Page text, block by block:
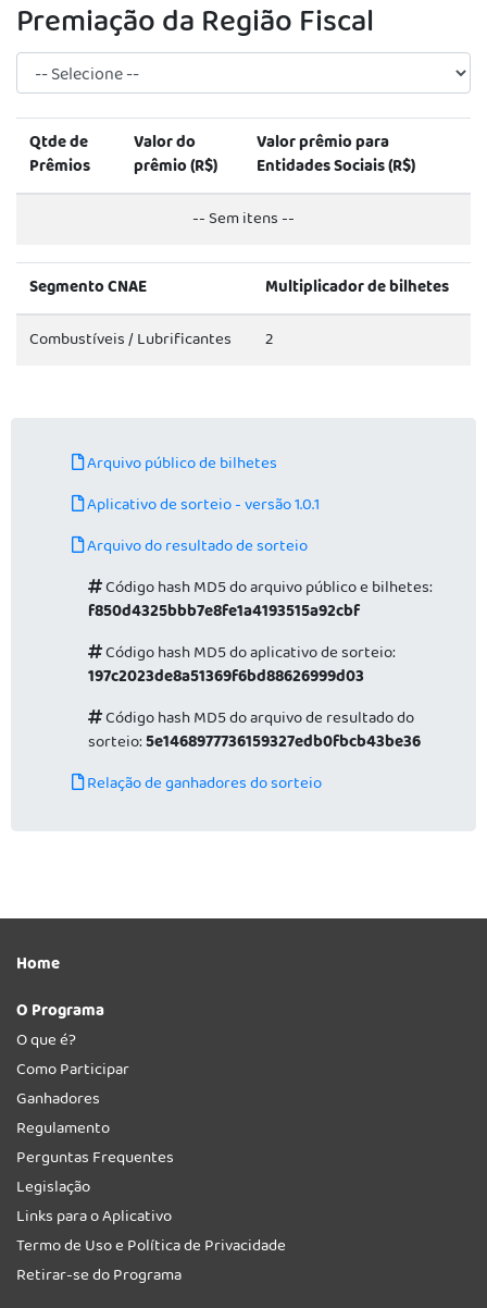
Premiação da Região Fiscal
Qtde de
Prêmios
Valor do
prêmio (R$)
Valor prêmio para
Entidades Sociais (R$)
-- Sem itens --
Segmento CNAE
Multiplicador de bilhetes
Combustíveis / Lubrificantes
2
Arquivo público de bilhetes
Aplicativo de sorteio - versão 1.0.1
Arquivo do resultado de sorteio
Código hash MD5 do arquivo público e bilhetes:
f850d4325bbb7e8fe1a4193515a92cbf
Código hash MD5 do aplicativo de sorteio:
197c2023de8a51369f6bd88626999d03
Código hash MD5 do arquivo de resultado do
sorteio:5e1468977736159327edb0fbcb43be36
Relação de ganhadores do sorteio
Home
O Programa
O que é?
Como Participar
Ganhadores
Regulamento
Perguntas Frequentes
Legislação
Links para o Aplicativo
Termo de Uso e Política de Privacidade
Retirar-se do Programa